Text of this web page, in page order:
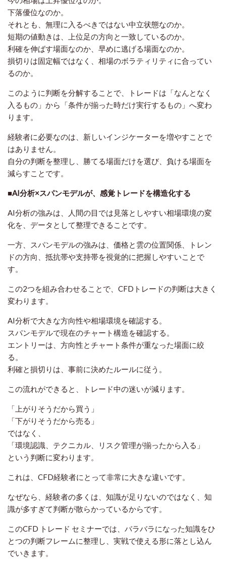
下落優位なのか。
それとも、無理に入るべきではない中立状態なのか。
短期の値動きは、上位足の方向と一致しているのか。
利確を伸ばす場面なのか、早めに逃げる場面なのか。
損切りは固定幅ではなく、相場のボラティリティに合ってい
るのか。
このように判断を分解することで、トレードは「なんとなく
入るもの」から「条件が揃った時だけ実行するもの」へ変わ
ります。
経験者に必要なのは、新しいインジケーターを増やすことで
はありません。
自分の判断を整理し、勝てる場面だけを選び、負ける場面を
減らすことです。
■AI分析×スパンモデルが、感覚トレードを構造化する
AI分析の強みは、人間の目では見落としやすい相場環境の変
化を、データとして整理できることです。
一方、スパンモデルの強みは、価格と雲の位置関係、トレン
ドの方向、抵抗帯や支持帯を視覚的に把握しやすいことで
す。
この2つを組み合わせることで、CFDトレードの判断は大きく
変わります。
AI分析で大きな方向性や相場環境を確認する。
スパンモデルで現在のチャート構造を確認する。
エントリーは、方向性とチャート条件が重なった場面に絞
る。
利確と損切りは、事前に決めたルールに従う。
この流れができると、トレード中の迷いが減ります。
「上がりそうだから買う」
「下がりそうだから売る」
ではなく、
「環境認識、テクニカル、リスク管理が揃ったから入る」
という判断に変わります。
これは、CFD経験者にとって非常に大きな違いです。
なぜなら、経験者の多くは、知識が足りないのではなく、知
識が多すぎて判断が散らかっているからです。
このCFD トレード セミナーでは、バラバラになった知識をひ
とつの判断フレームに整理し、実戦で使える形に落とし込ん
でいきます。